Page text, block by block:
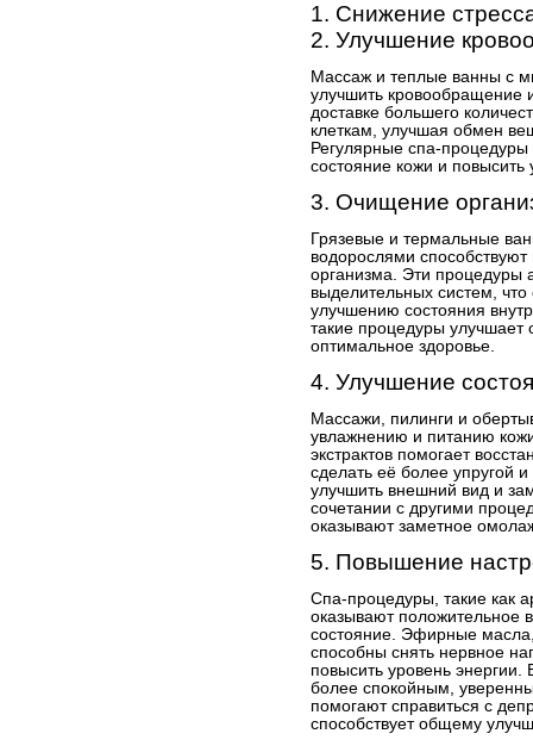
1. Снижение
2. Улучшение
Массаж и теплые ванны с
улучшить кровообращение
доставке большего
клеткам, улучшая обмен
Регулярные спа-
состояние кожи и повысить
3. Очищение
Грязевые и термальные
водорослями
организма. Эти процедуры
выделительных систем,
улучшению состояния
такие процедуры улучшает
оптимальное здоровье.
4. Улучшение
Массажи, пилинги и
увлажнению и питанию
экстрактов помогает
сделать её более упругой
улучшить внешний вид и
сочетании с другими
оказывают заметное
5. Повышение
Спа-процедуры, такие как
оказывают положительное
состояние. Эфирные
способны снять нервное
повысить уровень энергии.
более спокойным,
помогают справиться с
способствует общему